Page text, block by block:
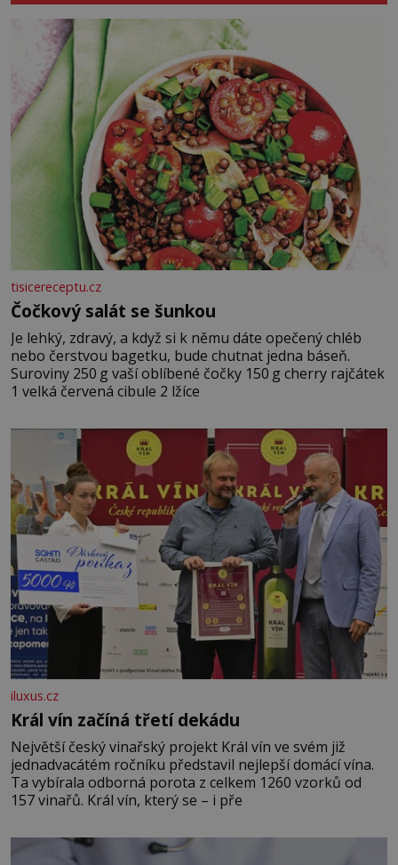
tisicereceptu.cz
Čočkový salát se šunkou
Je lehký, zdravý, a když si k němu dáte opečený chléb
nebo čerstvou bagetku, bude chutnat jedna báseň.
Suroviny 250 g vaší oblíbené čočky 150 g cherry rajčátek
1 velká červená cibule 2 lžíce
iluxus.cz
Král vín začíná třetí dekádu
Největší český vinařský projekt Král vín ve svém již
jednadvacátém ročníku představil nejlepší domácí vína.
Ta vybírala odborná porota z celkem 1260 vzorků od
157 vinařů. Král vín, který se – i pře